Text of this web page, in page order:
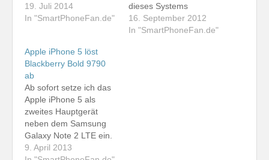
Gelegenheiten für
Check-ins. Gestern
einigen Vorwarungen
mit der Weigerung,
weitere Check-ins
durchzuführen. So
musste ich
zwangsweise die neue
Swarm-App am iPhone
5s installieren. Bislang
hatte ich Swarm
19. Juli 2014
In "SmartPhoneFan.de"
dieses Systems
scheinen zwar
allmählich
16. September 2012
In "SmartPhoneFan.de"
Apple iPhone 5 löst
Blackberry Bold 9790
ab
Ab sofort setze ich das
Apple iPhone 5 als
zweites Hauptgerät
neben dem Samsung
Galaxy Note 2 LTE ein.
Das iPhone löst somit
9. April 2013